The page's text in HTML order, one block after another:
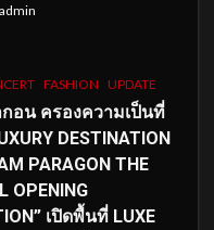
admin
FASHION UPDATE
อน ครองความเป็นที่
DESTINATION
PARAGON THE
OPENING
เปิดพื้นที่ LUXE